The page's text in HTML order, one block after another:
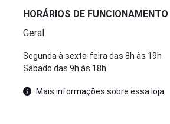
HORÁRIOS DE FUNCIONAMENTO
Geral
Segunda à sexta-feira das 8h às 19h
Sábado das 9h às 18h
Mais informações sobre essa loja